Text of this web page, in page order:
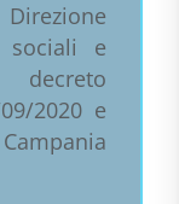
sociali e
2020 e